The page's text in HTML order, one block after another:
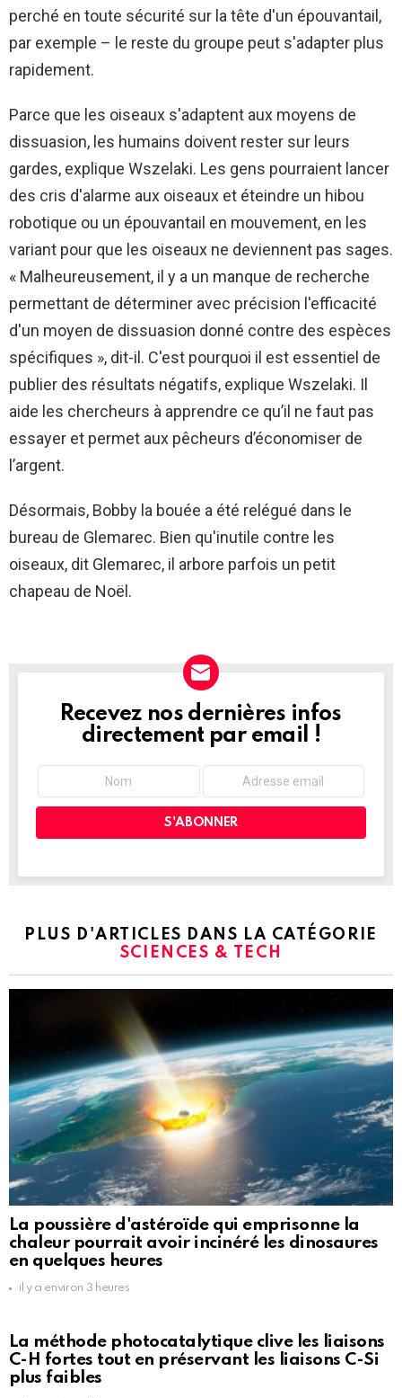
perché en toute sécurité sur la tête d'un épouvantail,
par exemple – le reste du groupe peut s'adapter plus
rapidement.
Parce que les oiseaux s'adaptent aux moyens de
dissuasion, les humains doivent rester sur leurs
gardes, explique Wszelaki. Les gens pourraient lancer
des cris d'alarme aux oiseaux et éteindre un hibou
robotique ou un épouvantail en mouvement, en les
variant pour que les oiseaux ne deviennent pas sages.
« Malheureusement, il y a un manque de recherche
permettant de déterminer avec précision l'efficacité
d'un moyen de dissuasion donné contre des espèces
spécifiques », dit-il. C'est pourquoi il est essentiel de
publier des résultats négatifs, explique Wszelaki. Il
aide les chercheurs à apprendre ce qu’il ne faut pas
essayer et permet aux pêcheurs d’économiser de
l’argent.
Désormais, Bobby la bouée a été relégué dans le
bureau de Glemarec. Bien qu'inutile contre les
oiseaux, dit Glemarec, il arbore parfois un petit
chapeau de Noël.
NEWSLETTER
Recevez nos dernières infos
directement par email !
PLUS D'ARTICLES DANS LA CATÉGORIE
SCIENCES & TECH
La poussière d'astéroïde qui emprisonne la
chaleur pourrait avoir incinéré les dinosaures
en quelques heures
il y a environ 3 heures
La méthode photocatalytique clive les liaisons
C-H fortes tout en préservant les liaisons C-Si
plus faibles